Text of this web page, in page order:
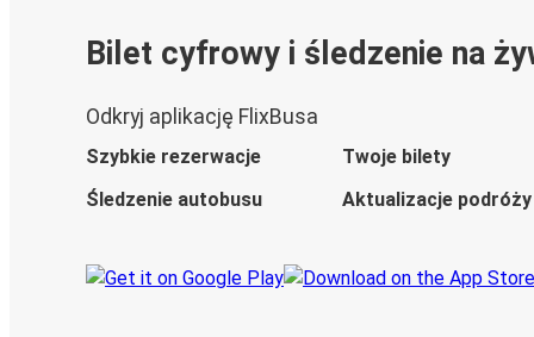
Bilet cyfrowy i śledzenie na
Odkryj aplikację FlixBusa
Szybkie rezerwacje
Twoje bilety
Śledzenie autobusu
Aktualizacje podróży